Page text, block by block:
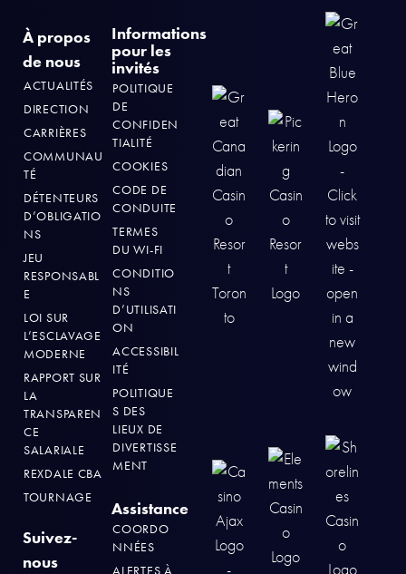
À propos
de nous
ACTUALITÉS
DIRECTION
CARRIÈRES
COMMUNAU
TÉ
DÉTENTEURS
D’OBLIGATIO
NS
JEU
RESPONSABL
E
LOI SUR
L’ESCLAVAGE
MODERNE
RAPPORT SUR
LA
TRANSPAREN
CE
SALARIALE
REXDALE CBA
TOURNAGE
Suivez-
nous
Informations
pour les
invités
POLITIQUE
DE
CONFIDEN
TIALITÉ
COOKIES
CODE DE
CONDUITE
TERMES
DU WI-FI
CONDITIO
NS
D’UTILISATI
ON
ACCESSIBIL
ITÉ
POLITIQUE
S DES
LIEUX DE
DIVERTISSE
MENT
Assistance
COORDO
NNÉES
ALERTES À